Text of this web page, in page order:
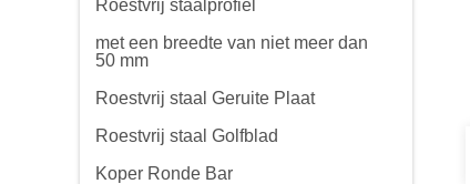
Roestvrij staalprofiel
met een breedte van niet meer dan
50 mm
Roestvrij staal Geruite Plaat
Roestvrij staal Golfblad
Koper Ronde Bar